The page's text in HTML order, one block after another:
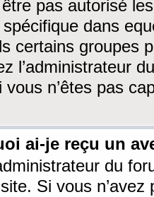
être pas autorisé
dans
certains groupes
l’administrateur
vous n’êtes pas
ai-je reçu un
du
Si vous